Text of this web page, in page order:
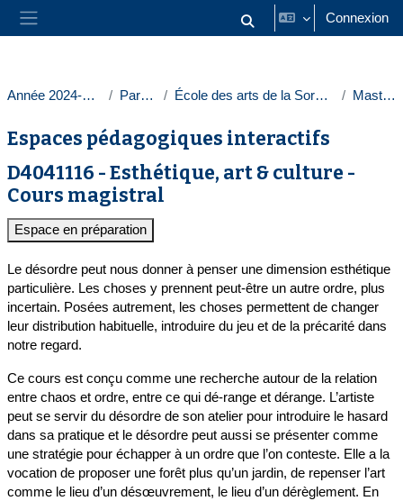
Passer au contenu principal
Panneau latéral Activer/désactiver la saisie
Connexion
Année 2024-2025 Paris 1 École des arts de la Sorbonne Masters
Espaces pédagogiques interactifs
D4041116 - Esthétique, art & culture -
Cours magistral
Espace en préparation
Le désordre peut nous donner à penser une dimension esthétique
particulière. Les choses y prennent peut-être un autre ordre, plus
incertain. Posées autrement, les choses permettent de changer
leur distribution habituelle, introduire du jeu et de la précarité dans
notre regard.
Ce cours est conçu comme une recherche autour de la relation
entre chaos et ordre, entre ce qui dé-range et dérange. L’artiste
peut se servir du désordre de son atelier pour introduire le hasard
dans sa pratique et le désordre peut aussi se présenter comme
une stratégie pour échapper à un ordre que l’on conteste. Elle a la
vocation de proposer une forêt plus qu’un jardin, de repenser l’art
comme le lieu d’un désœuvrement, le lieu d’un dérèglement. En